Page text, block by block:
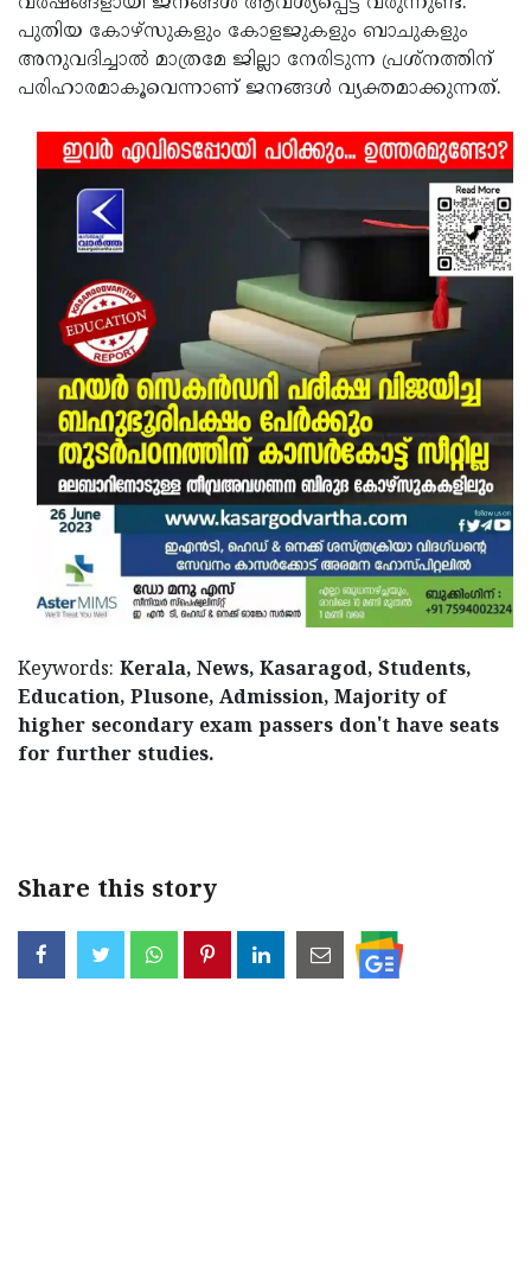
പുതിയ കോഴ്‌സുകളും കോളജുകളും ബാചുകളും
അനുവദിച്ചാൽ മാത്രമേ ജില്ലാ നേരിടുന്ന പ്രശ്‌നത്തിന്
പരിഹാരമാകൂവെന്നാണ് ജനങ്ങൾ വ്യക്തമാക്കുന്നത്.
Keywords: Kerala, News, Kasaragod, Students,
Education, Plusone, Admission, Majority of
higher secondary exam passers don't have seats
for further studies.
Share this story